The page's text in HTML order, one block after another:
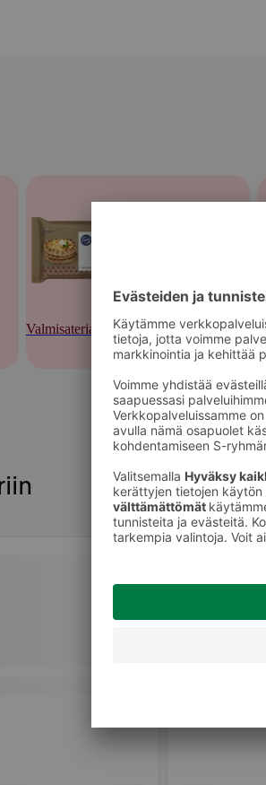
Valmisateriat ja -keitot